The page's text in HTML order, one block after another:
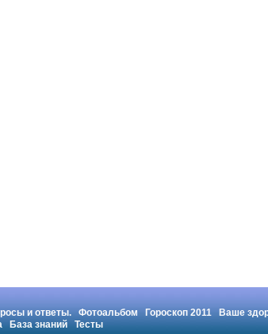
и ответы. Фотоальбом Гороскоп 2011 Ваше
База знаний Тесты